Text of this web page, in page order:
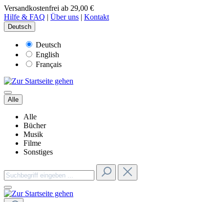
Versandkostenfrei ab 29,00 €
Hilfe & FAQ | Über uns | Kontakt
Deutsch
Deutsch
English
Français
Alle
Alle
Bücher
Musik
Filme
Sonstiges